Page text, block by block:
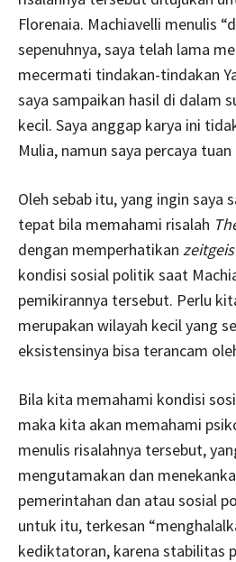
Florenaia. Machiavelli menulis
sepenuhnya, saya telah lama
mecermati tindakan-tindakan
saya sampaikan hasil di dalam
kecil. Saya anggap karya ini
Mulia, namun saya percaya
Oleh sebab itu, yang ingin saya
tepat bila memahami risalah
dengan memperhatikan
kondisi sosial politik saat
pemikirannya tersebut. Perlu
merupakan wilayah kecil yang
eksistensinya bisa terancam
Bila kita memahami kondisi
maka kita akan memahami
menulis risalahnya tersebut,
mengutamakan dan
pemerintahan dan atau sosial
untuk itu, terkesan
kediktatoran, karena stabilitas